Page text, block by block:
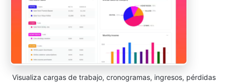
Visualiza cargas de trabajo, cronogramas, ingresos, pérdidas